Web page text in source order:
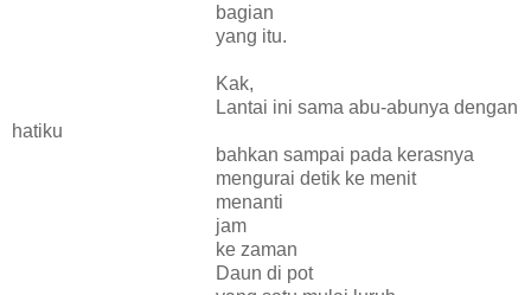
bagian
yang itu.
Kak,
Lantai ini sama abu-abunya dengan
hatiku
bahkan sampai pada kerasnya
mengurai detik ke menit
menanti
jam
ke zaman
Daun di pot